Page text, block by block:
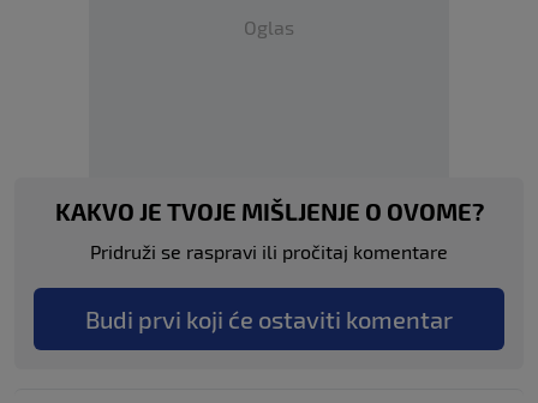
Oglas
KAKVO JE TVOJE MIŠLJENJE O OVOME?
Pridruži se raspravi ili pročitaj komentare
Budi prvi koji će ostaviti komentar